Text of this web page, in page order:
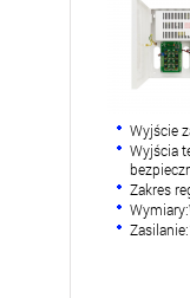
Wyjście
Wyjścia
Zakres